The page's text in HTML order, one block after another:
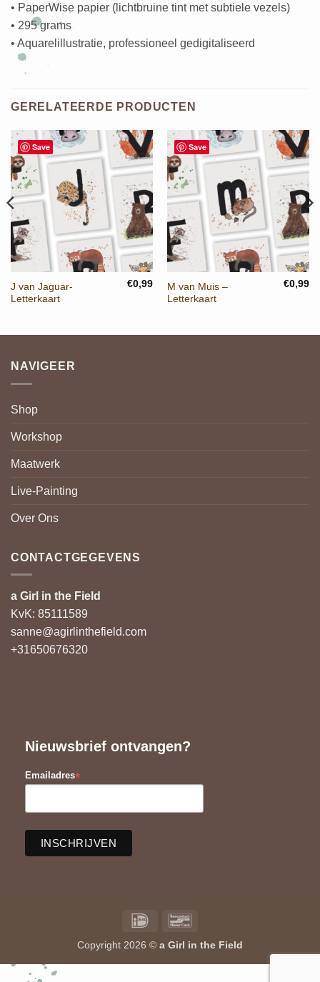
• PaperWise papier (lichtbruine tint met subtiele vezels)
• 295 grams
• Aquarelillustratie, professioneel gedigitaliseerd
GERELATEERDE PRODUCTEN
Save
J van Jaguar-
Letterkaart
€0,99
Save
M van Muis –
Letterkaart
€0,99
NAVIGEER
Shop
Workshop
Maatwerk
Live-Painting
Over Ons
CONTACTGEGEVENS
a Girl in the Field
KvK: 85111589
sanne@agirlinthefield.com
+31650676320
Nieuwsbrief ontvangen?
Emailadres*
IDeal
Copyright 2026 © a Girl in the Field